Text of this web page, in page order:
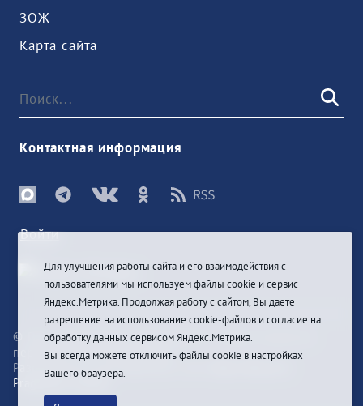
ЗОЖ
Карта сайта
Контактная информация
Войти
© При цитировании информации с сайта ссылка на
первоисточник обязательна
Разработка и техподдержка сайта
Pragmatic Studio
Для улучшения работы сайта и его взаимодействия с
пользователями мы используем файлы cookie и сервис
Яндекс.Метрика. Продолжая работу с сайтом, Вы даете
разрешение на использование cookie-файлов и согласие на
обработку данных сервисом Яндекс.Метрика.
Вы всегда можете отключить файлы cookie в настройках
Вашего браузера.